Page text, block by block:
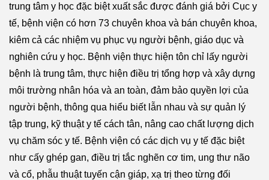
trung tâm y học đặc biệt xuất sắc được đánh giá bởi Cục y
tế, bệnh viện có hơn 73 chuyên khoa và bán chuyên khoa,
kiêm cả các nhiệm vụ phục vụ người bệnh, giáo dục và
nghiên cứu y học. Bệnh viện thực hiện tôn chỉ lấy người
bệnh là trung tâm, thực hiện điều trị tổng hợp và xây dựng
môi trường nhân hóa và an toàn, đảm bảo quyền lợi của
người bệnh, thông qua hiểu biết lẫn nhau và sự quản lý
tập trung, kỹ thuật y tế cách tân, nâng cao chất lượng dịch
vụ chăm sóc y tế. Bệnh viện có các dịch vụ y tế đặc biệt
như cấy ghép gan, điều trị tắc nghẽn cơ tim, ung thư não
và cổ, phẫu thuật tuyến cận giáp, xạ trị theo từng đối